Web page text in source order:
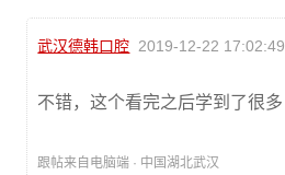
武汉德韩口腔 2019-12-22 17:02:49
不错，这个看完之后学到了很多
跟帖来自电脑端 · 中国湖北武汉